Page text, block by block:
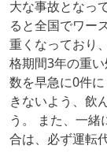
大な事故となっ
ると全国でワー
重くなっており
格期間3年の重
数を早急に0件
きないよう、飲
う。 また、一
合は、必ず運転